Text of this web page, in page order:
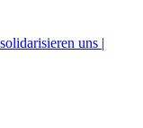
uns |